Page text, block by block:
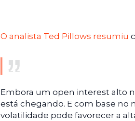
O analista Ted Pillows resumiu
Embora um open interest alto
está chegando. E com base no
volatilidade pode favorecer a